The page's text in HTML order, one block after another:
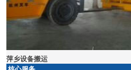
萍乡设备搬运